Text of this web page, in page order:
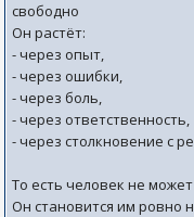
свободно
Он растёт:
- через опыт,
- через ошибки,
- через боль,
- через ответственность,
- через столкновение с
То есть человек не
Он становится им ровно